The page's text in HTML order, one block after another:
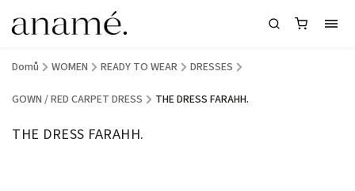
Domů / WOMEN / READY TO WEAR / DRESSES /
GOWN / RED CARPET DRESS / THE DRESS FARAHH.
THE DRESS FARAHH.